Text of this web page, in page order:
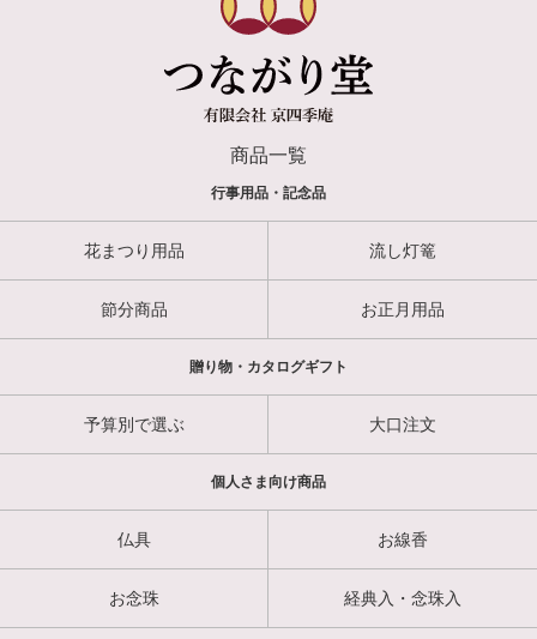
商品一覧
行事用品・記念品
花まつり用品 流し灯篭
節分商品 お正月用品
贈り物・カタログギフト
予算別で選ぶ 大口注文
個人さま向け商品
仏具 お線香
お念珠 経典入・念珠入